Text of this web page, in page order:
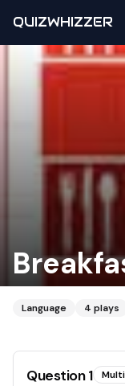
QUIZWHIZZER
Language 4 plays
Question1